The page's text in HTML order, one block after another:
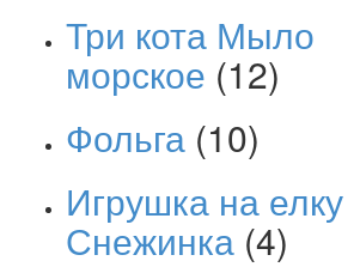
Три кота Мыло
морское (12)
Фольга (10)
Игрушка на елку
Снежинка (4)